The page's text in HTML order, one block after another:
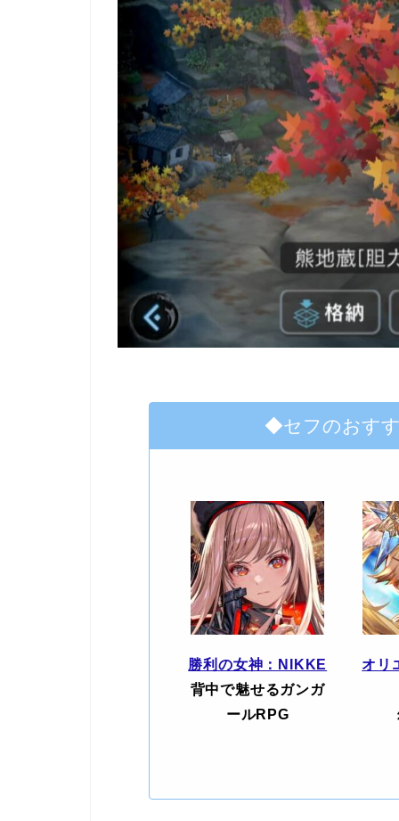
◆セフのおす
勝利の女神：NIKKE
背中で魅せるガンガ
ールRPG
オリ